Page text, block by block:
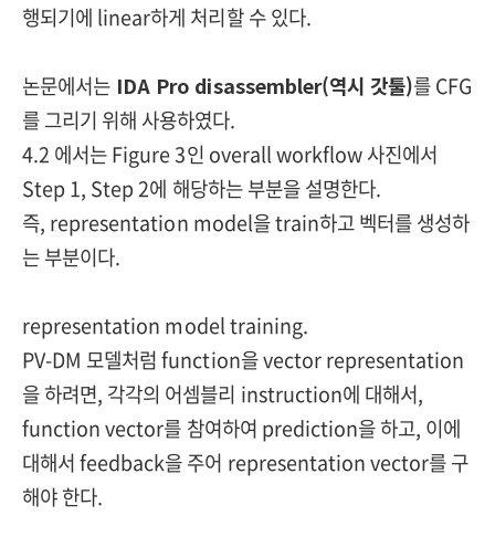
행되기에 linear하게 처리할 수 있다.
논문에서는 IDA Pro disassembler(역시 갓툴)를 CFG
를 그리기 위해 사용하였다.
4.2 에서는 Figure 3인 overall workflow 사진에서
Step 1, Step 2에 해당하는 부분을 설명한다.
즉, representation model을 train하고 벡터를 생성하
는 부분이다.
representation model training.
PV-DM 모델처럼 function을 vector representation
을 하려면, 각각의 어셈블리 instruction에 대해서,
function vector를 참여하여 prediction을 하고, 이에
대해서 feedback을 주어 representation vector를 구
해야 한다.